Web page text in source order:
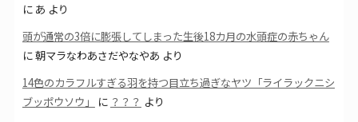
に あ より
頭が通常の3倍に膨張してしまった生後18カ月の水頭症の赤ちゃん
に朝マラなわあさだやなやあ より
14色のカラフルすぎる羽を持つ目立ち過ぎなヤツ「ライラックニシ
ブッポウソウ」
に ？？？ より